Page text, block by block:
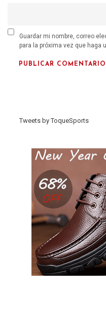
Guardar mi nombre, correo
para la próxima vez que haga
Tweets by ToqueSports